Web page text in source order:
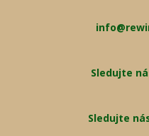
Sledujte
Sledujte